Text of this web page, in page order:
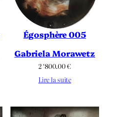
Égosphère 005
Gabriela Morawetz
2 ‘800.00€
Lire la suite